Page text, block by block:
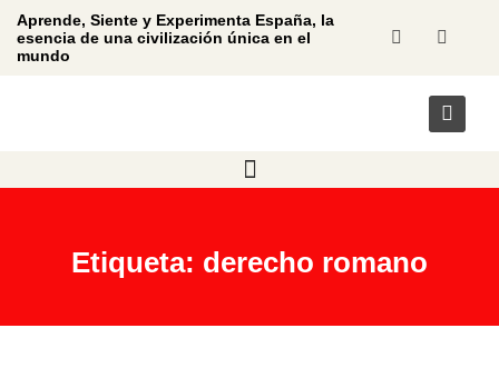
Aprende, Siente y Experimenta España, la
esencia de una civilización única en el
mundo
Etiqueta: derecho romano